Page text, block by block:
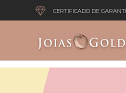
CERTIFICADO DE